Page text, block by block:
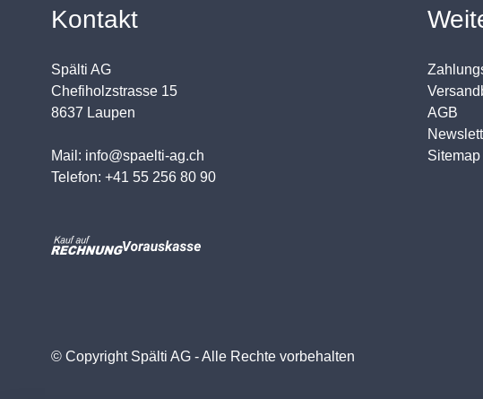
Kontakt
Spälti AG
Chefiholzstrasse 15
8637 Laupen
Mail: info@spaelti-ag.ch
Telefon: +41 55 256 80 90
AGB
Sitemap
© Copyright Spälti AG - Alle Rechte vorbehalten